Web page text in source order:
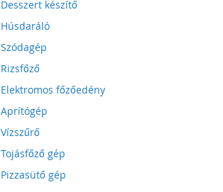
Desszert készítő
Húsdaráló
Szódagép
Rizsfőző
Elektromos főzőedény
Aprítógép
Vízszűrő
Tojásfőző gép
Pizzasütő gép